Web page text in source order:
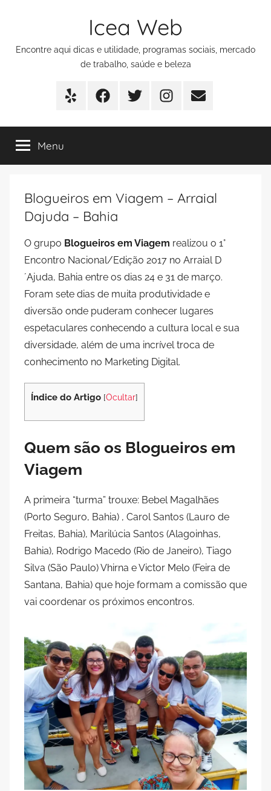
Icea Web
Encontre aqui dicas e utilidade, programas sociais, mercado
de trabalho, saúde e beleza
Yelp FacebookTwitter Instagram
E-
Menu
Blogueiros em Viagem – Arraial
Dajuda – Bahia
O grupo Blogueiros em Viagem realizou o 1°
Encontro Nacional/Edição 2017 no Arraial D
´Ajuda, Bahia entre os dias 24 e 31 de março.
Foram sete dias de muita produtividade e
diversão onde puderam conhecer lugares
espetaculares conhecendo a cultura local e sua
diversidade, além de uma incrível troca de
conhecimento no Marketing Digital.
Índice do Artigo [Ocultar]
Quem são os Blogueiros em
Viagem
A primeira “turma” trouxe: Bebel Magalhães
(Porto Seguro, Bahia) , Carol Santos (Lauro de
Freitas, Bahia), Marilúcia Santos (Alagoinhas,
Bahia), Rodrigo Macedo (Rio de Janeiro), Tiago
Silva (São Paulo) Vhirna e Victor Melo (Feira de
Santana, Bahia) que hoje formam a comissão que
vai coordenar os próximos encontros.